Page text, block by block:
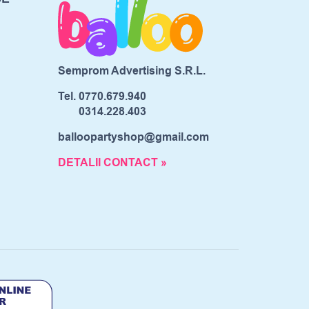
Semprom Advertising S.R.L.
Tel.0770.679.940
0314.228.403
balloopartyshop@gmail.com
DETALII CONTACT »